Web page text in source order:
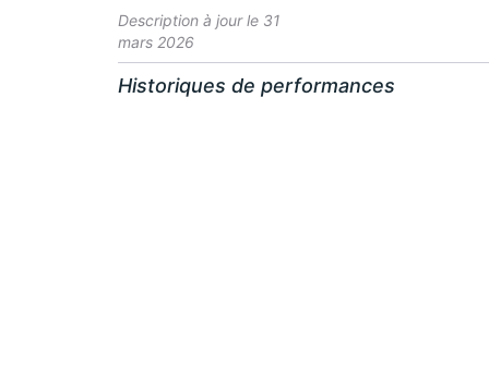
Description à jour le 31
mars 2026
Historiques de performances